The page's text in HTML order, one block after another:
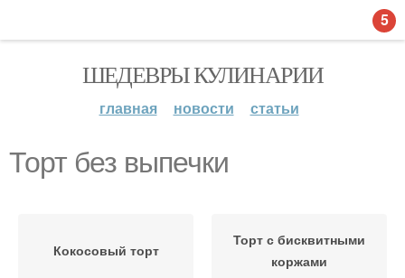
ШЕДЕВРЫ КУЛИНАРИИ
главная новости статьи
Торт без выпечки
Кокосовый торт
Торт с бисквитными
коржами
5